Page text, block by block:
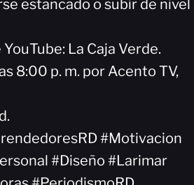
estancado o subir de nivel
La Caja Verde.
8:00 p. m. por Acento TV,
#Motivacion
#Diseño #Larimar